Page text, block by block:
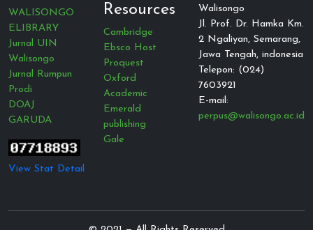
WALISONGO
ELIBRARY
Jurnal UIN
Walisongo
Jurnal Rumpun
Prodi
DOAJ
GARUDA
View Stat Detail
Resources
Cambridge
Ebsco Host
Proquest
Oxford
Academic
Emerald
publishing
Gale
Walisongo
Jl. Prof. Dr. Hamka Km.
2 Ngaliyan, Semarang,
Jawa Tengah, indonesia
Telepon: (024)
7603921
E-mail:
perpus@walisongo.ac.id